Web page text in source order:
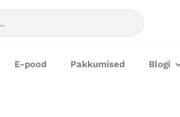
E-pood Pakkumised Blogi